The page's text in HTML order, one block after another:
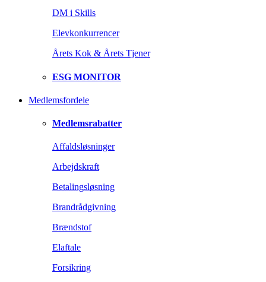
DM i Skills
Elevkonkurrencer
Årets Kok & Årets Tjener
ESG MONITOR
Medlemsfordele
Medlemsrabatter
Affaldsløsninger
Arbejdskraft
Betalingsløsning
Brandrådgivning
Brændstof
Elaftale
Forsikring